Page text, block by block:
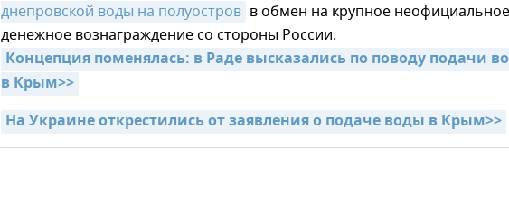
днепровской воды на полуостров в обмен на крупное неофициальное
денежное вознаграждение со стороны России.
Концепция поменялась: в Раде высказались по поводу подачи
в Крым>>
На Украине открестились от заявления о подаче воды в Крым>>